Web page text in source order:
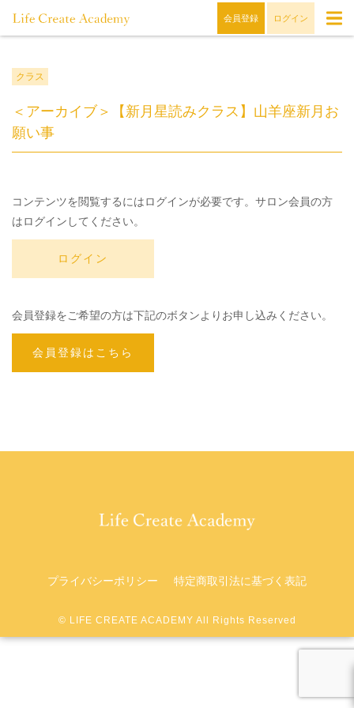
会員登録 ログイン
クラス
＜アーカイブ＞【新月星読みクラス】山羊座新月お
願い事
コンテンツを閲覧するにはログインが必要です。サロン会員の方
はログインしてください。
ログイン
会員登録をご希望の方は下記のボタンよりお申し込みください。
会員登録はこちら
プライバシーポリシー 特定商取引法に基づく表記
©︎ LIFE CREATE ACADEMY All Rights Reserved